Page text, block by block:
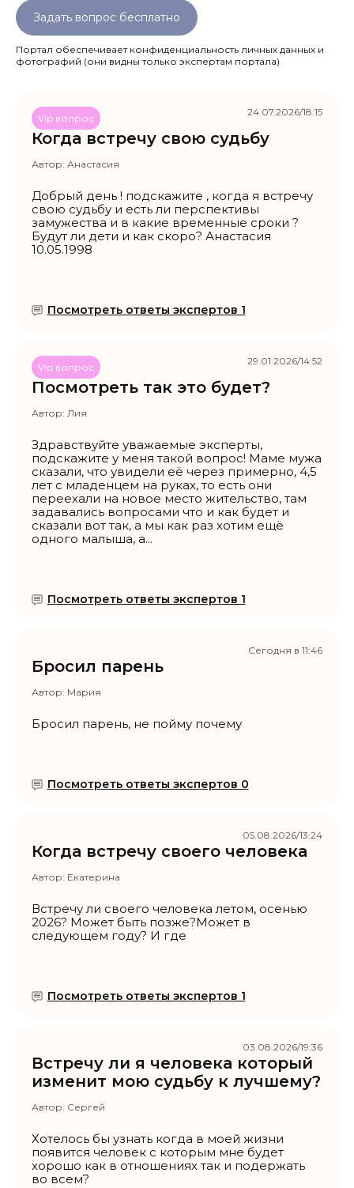
Задать вопрос бесплатно
Портал обеспечивает конфиденциальность личных данных и
фотографий (они видны только экспертам портала)
Когда встречу свою судьбу
Vip вопрос
Автор: Анастасия
Добрый день ! подскажите , когда я встречу
свою судьбу и есть ли перспективы
замужества и в какие временные сроки ?
Будут ли дети и как скоро? Анастасия
10.05.1998
Посмотреть ответы экспертов 1
24.07.2026/18:15
Посмотреть так это будет?
Vip вопрос
Автор: Лия
Здравствуйте уважаемые эксперты,
подскажите у меня такой вопрос! Маме мужа
сказали, что увидели её через примерно, 4,5
лет с младенцем на руках, то есть они
переехали на новое место жительство, там
задавались вопросами что и как будет и
сказали вот так, а мы как раз хотим ещё
одного малыша, а...
Посмотреть ответы экспертов 1
29.01.2026/14:52
Бросил парень
Автор: Мария
Бросил парень, не пойму почему
Посмотреть ответы экспертов 0
Сегодня в 11:46
Когда встречу своего человека
Автор: Екатерина
Встречу ли своего человека летом, осенью
2026? Может быть позже?Может в
следующем году? И где
Посмотреть ответы экспертов 1
05.08.2026/13:24
Встречу ли я человека который
изменит мою судьбу к лучшему?
Автор: Сергей
Хотелось бы узнать когда в моей жизни
появится человек с которым мне будет
хорошо как в отношениях так и подержать
во всем?
03.08.2026/19:36